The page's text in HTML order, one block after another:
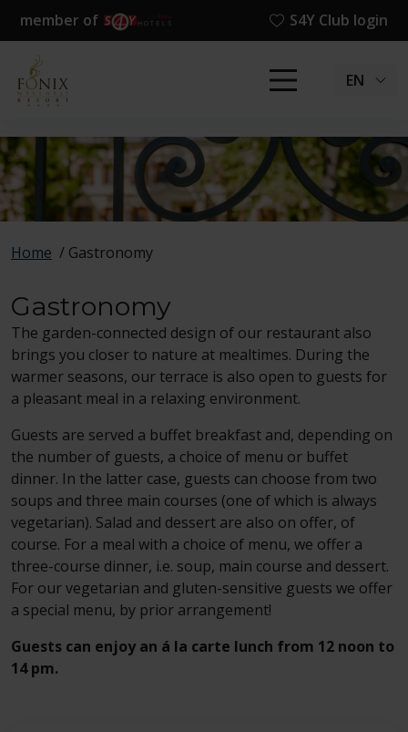
member of S4Y Club login
EN
Home / Gastronomy
Gastronomy
The garden-connected design of our restaurant also
brings you closer to nature at mealtimes. During the
warmer seasons, our terrace is also open to guests for
a pleasant meal in a relaxing environment.
Guests are served a buffet breakfast and, depending on
the number of guests, a choice of menu or buffet
dinner. In the latter case, guests can choose from two
soups and three main courses (one of which is always
vegetarian). Salad and dessert are also on offer, of
course. For a meal with a choice of menu, we offer a
three-course dinner, i.e. soup, main course and dessert.
For our vegetarian and gluten-sensitive guests we offer
a special menu, by prior arrangement!
Guests can enjoy an á la carte lunch from 12 noon to
14 pm.